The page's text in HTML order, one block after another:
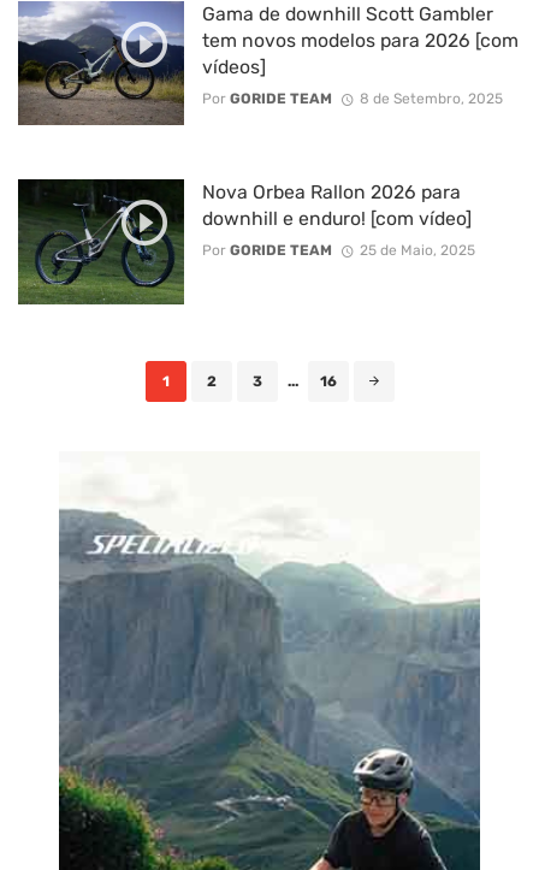
Gama de downhill Scott Gambler
tem novos modelos para 2026 [com
vídeos]
Por GORIDE TEAM 8 de Setembro, 2025
Nova Orbea Rallon 2026 para
downhill e enduro! [com vídeo]
Por GORIDE TEAM 25 de Maio, 2025
1 2 3 ... 16